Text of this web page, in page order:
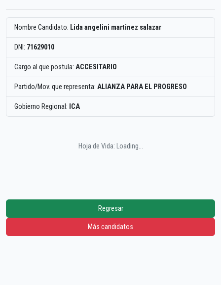
Nombre Candidato: Lida angelini martinez salazar
DNI: 71629010
Cargo al que postula: ACCESITARIO
Partido/Mov. que representa: ALIANZA PARA EL PROGRESO
Gobierno Regional: ICA
Hoja de Vida: Loading...
Regresar
Más candidatos